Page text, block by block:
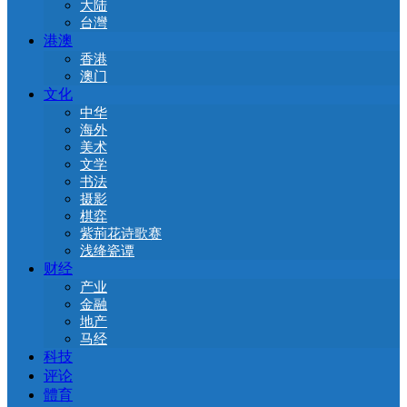
大陆
台灣
港澳
香港
澳门
文化
中华
海外
美术
文学
书法
摄影
棋弈
紫荊花诗歌赛
浅绛瓷谭
财经
产业
金融
地产
马经
科技
评论
體育